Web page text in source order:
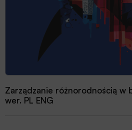
Zarządzanie różnorodnością w
wer. PL ENG